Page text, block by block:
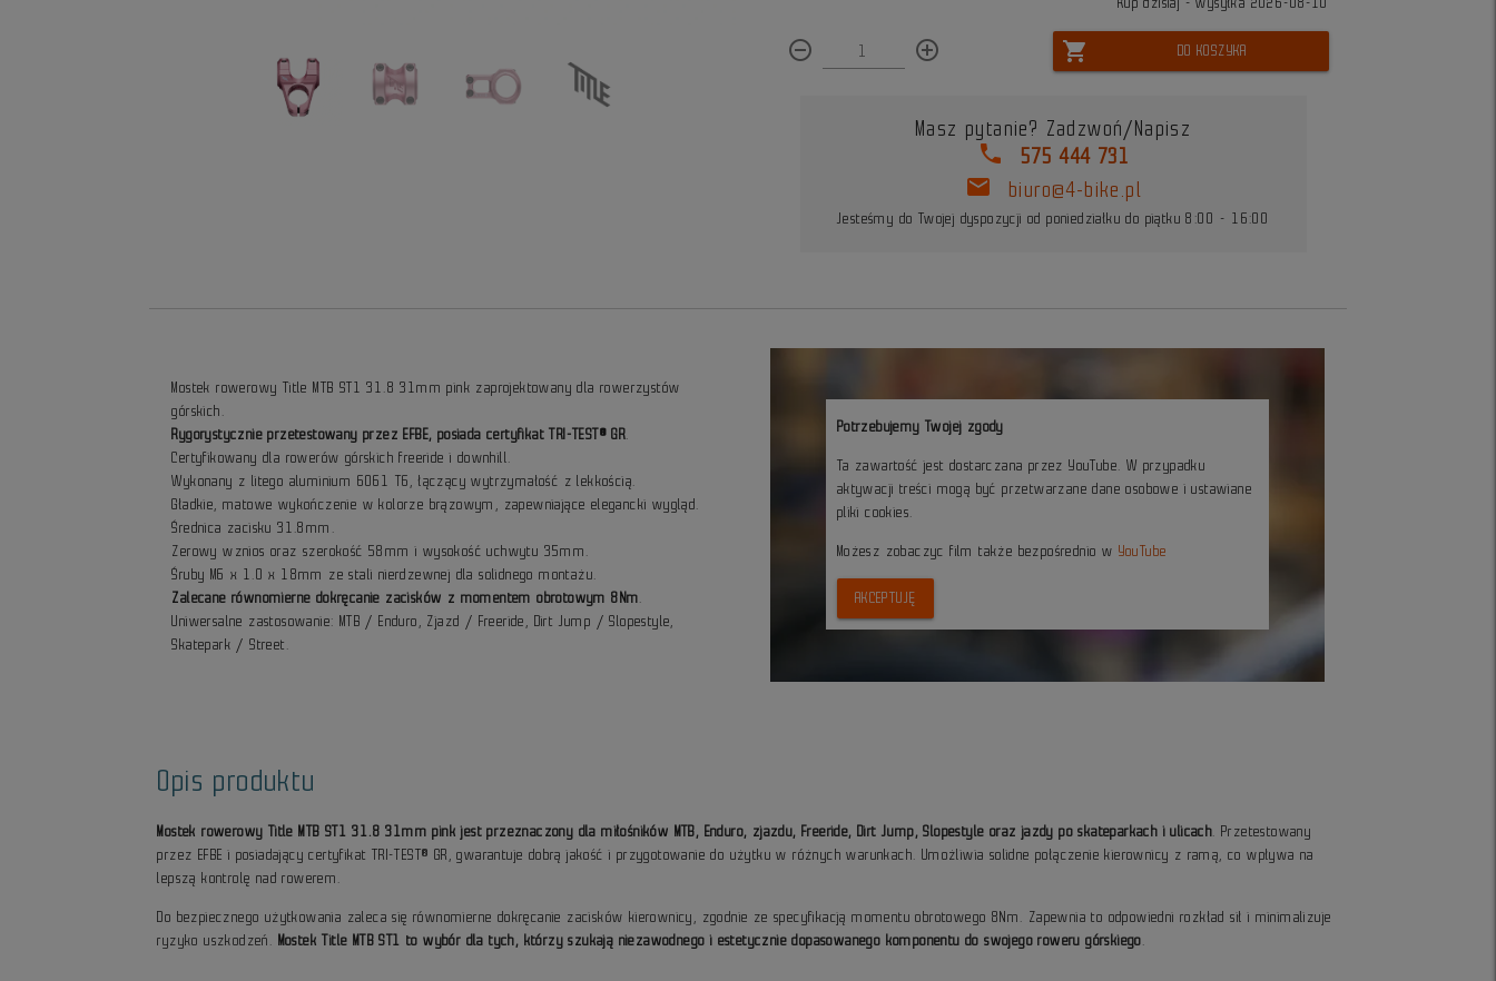
remove_circle_outline add_circle_outline shopping_cart DO KOSZYKA
Masz pytanie? Zadzwoń/Napisz
phone 575 444 731
mail biuro@4-bike.pl
Jesteśmy do Twojej dyspozycji od poniedziałku do piątku 8:00 - 16:00
Mostek rowerowy Title MTB ST1 31.8 31mm pink zaprojektowany dla rowerzystów
górskich.
Rygorystycznie przetestowany przez EFBE, posiada certyfikat TRI-TEST® GR
Certyfikowany dla rowerów górskich freeride i downhill.
Wykonany z litego aluminium 6061 T6, łączący wytrzymałość z lekkością.
Gładkie, matowe wykończenie w kolorze brązowym, zapewniające elegancki wygląd.
Średnica zacisku 31.8mm.
Zerowy wznios oraz szerokość 58mm i wysokość uchwytu 35mm.
Śruby M6 x 1.0 x 18mm ze stali nierdzewnej dla solidnego montażu.
Zalecane równomierne dokręcanie zacisków z momentem obrotowym 8Nm
Uniwersalne zastosowanie: MTB / Enduro, Zjazd / Freeride, Dirt Jump / Slopestyle,
Skatepark / Street.
Potrzebujemy Twojej zgody
Ta zawartość jest dostarczana przez YouTube. W przypadku
aktywacji treści mogą być przetwarzane dane osobowe i ustawiane
pliki cookies.
Możesz zobaczyc film także bezpośrednio w YouTube
AKCEPTUJĘ
Opis produktu
Mostek rowerowy Title MTB ST1 31.8 31mm pink jest przeznaczony dla miłośników MTB, Enduro, zjazdu, Freeride, Dirt Jump, Slopestyle oraz jazdy po skateparkach i ulicach . Przetestowany
przez EFBE i posiadający certyfikat TRI-TEST® GR, gwarantuje dobrą jakość i przygotowanie do użytku w różnych warunkach. Umożliwia solidne połączenie kierownicy z ramą, co wpływa na
lepszą kontrolę nad rowerem.
Do bezpiecznego użytkowania zaleca się równomierne dokręcanie zacisków kierownicy, zgodnie ze specyfikacją momentu obrotowego 8Nm. Zapewnia to odpowiedni rozkład sił i minimalizuje
ryzyko uszkodzeń. Mostek Title MTB ST1 to wybór dla tych, którzy szukają niezawodnego i estetycznie dopasowanego komponentu do swojego roweru górskiego